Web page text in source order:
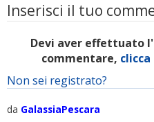
Inserisci il tuo
Devi aver effettuato
commentare,
Non sei registrato?
da GalassiaPescara